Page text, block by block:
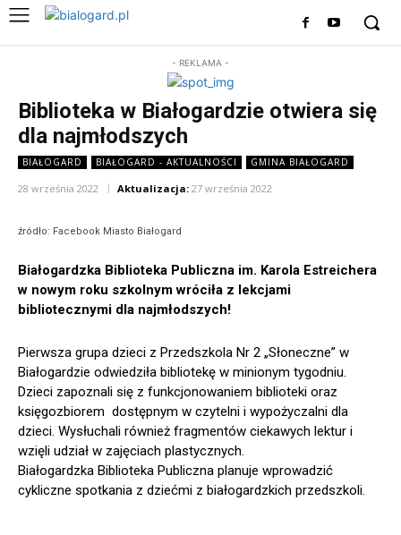
- REKLAMA -
Biblioteka w Białogardzie otwiera się
dla najmłodszych
BIAŁOGARD BIAŁOGARD - AKTUALNOŚCI GMINA BIAŁOGARD
28 września 2022 Aktualizacja: 27 września 2022
źródło: Facebook Miasto Białogard
Białogardzka Biblioteka Publiczna im. Karola Estreichera
w nowym roku szkolnym wróciła z lekcjami
bibliotecznymi dla najmłodszych!
Pierwsza grupa dzieci z Przedszkola Nr 2 „Słoneczne” w
Białogardzie odwiedziła bibliotekę w minionym tygodniu.
Dzieci zapoznali się z funkcjonowaniem biblioteki oraz
księgozbiorem dostępnym w czytelni i wypożyczalni dla
dzieci. Wysłuchali również fragmentów ciekawych lektur i
wzięli udział w zajęciach plastycznych.
Białogardzka Biblioteka Publiczna planuje wprowadzić
cykliczne spotkania z dziećmi z białogardzkich przedszkoli.